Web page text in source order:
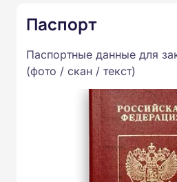
Паспорт
Паспортные данные для
(фото / скан / текст)